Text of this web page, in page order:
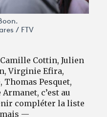
/ FTV
Cottin, Julien
Virginie Efira,
Thomas Pesquet,
c’est au
compléter la liste
—